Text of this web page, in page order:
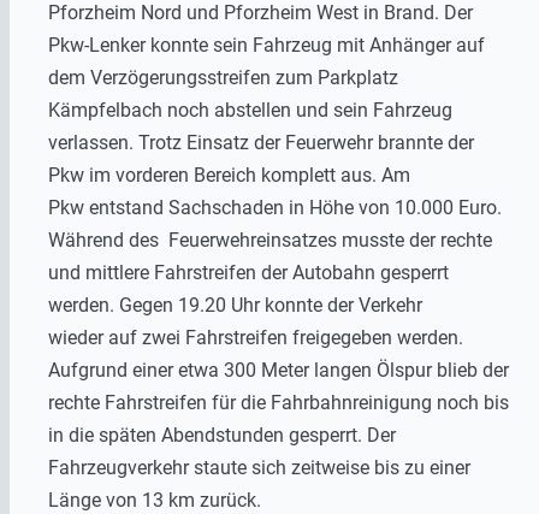
Pforzheim Nord und Pforzheim West in Brand. Der
Pkw-Lenker konnte sein Fahrzeug mit Anhänger auf
dem Verzögerungsstreifen zum Parkplatz
Kämpfelbach noch abstellen und sein Fahrzeug
verlassen. Trotz Einsatz der Feuerwehr brannte der
Pkw im vorderen Bereich komplett aus. Am
Pkw entstand Sachschaden in Höhe von 10.000 Euro.
Während des Feuerwehreinsatzes musste der rechte
und mittlere Fahrstreifen der Autobahn gesperrt
werden. Gegen 19.20 Uhr konnte der Verkehr
wieder auf zwei Fahrstreifen freigegeben werden.
Aufgrund einer etwa 300 Meter langen Ölspur blieb der
rechte Fahrstreifen für die Fahrbahnreinigung noch bis
in die späten Abendstunden gesperrt. Der
Fahrzeugverkehr staute sich zeitweise bis zu einer
Länge von 13 km zurück.